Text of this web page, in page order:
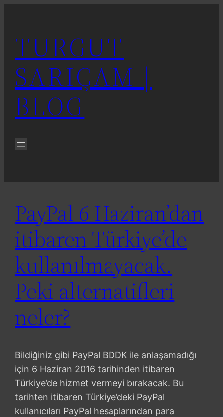
TURGUT
SARIÇAM |
BLOG
PayPal 6 Haziran’dan
itibaren Türkiye’de
kullanılmayacak.
Peki alternatifleri
neler?
Bildiğiniz gibi PayPal BDDK ile anlaşamadığı
için 6 Haziran 2016 tarihinden itibaren
Türkiye’de hizmet vermeyi bırakacak. Bu
tarihten itibaren Türkiye’deki PayPal
kullanıcıları PayPal hesaplarından para